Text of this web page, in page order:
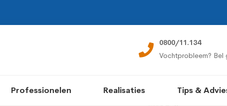
0800/11.134
Vochtprobleem? Bel
Professionelen Realisaties Tips &